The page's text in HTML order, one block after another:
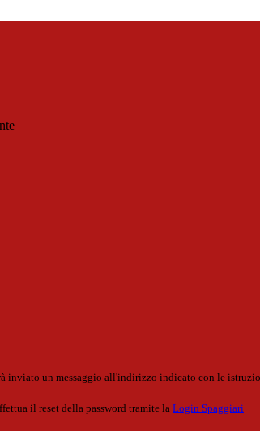
inviato un messaggio all'indirizzo indicato con le
il reset della password tramite la Login Spaggiari